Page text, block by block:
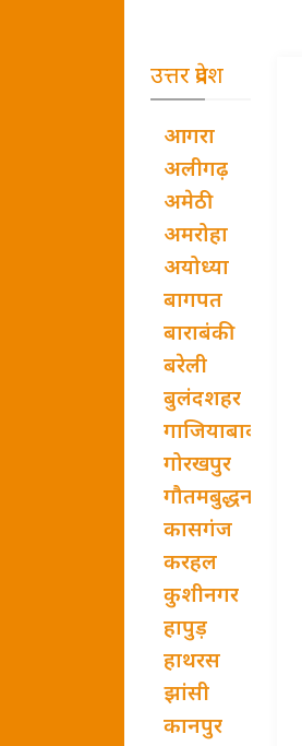
उत्तर प्रदेश
आगरा
अलीगढ़
अमेठी
अमरोहा
अयोध्या
बागपत
बाराबंकी
बरेली
बुलंदशहर
गाजियाबाद
गोरखपुर
गौतमबुद्धनगर
कासगंज
करहल
कुशीनगर
हापुड़
हाथरस
झांसी
कानपुर